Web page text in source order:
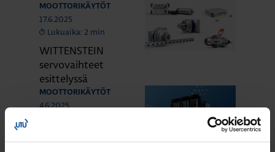
MOOTTORIKÄYTÖT
17.6.2025
Lukuaika: 2 min
WITTENSTEIN
servovaihteet
esittelyssä
MOOTTORIKÄYTÖT
4.6.2025